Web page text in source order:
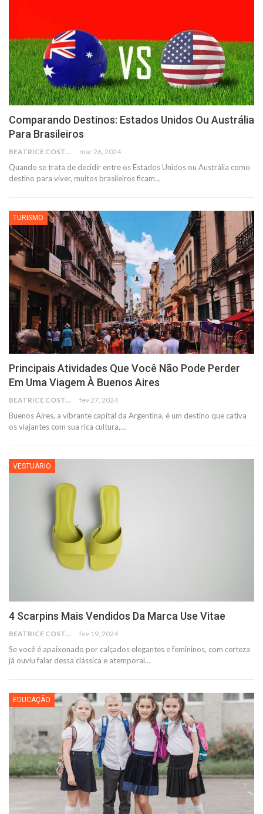
Comparando Destinos: Estados Unidos Ou Austrália
Para Brasileiros
BEATRICE COSTA mar 26, 2024
Quando se trata de decidir entre os Estados Unidos ou Austrália como
destino para viver, muitos brasileiros ficam…
TURISMO
Principais Atividades Que Você Não Pode Perder
Em Uma Viagem À Buenos Aires
BEATRICE COSTA fev 27, 2024
Buenos Aires, a vibrante capital da Argentina, é um destino que cativa
os viajantes com sua rica cultura,…
VESTUÁRIO
4 Scarpins Mais Vendidos Da Marca Use Vitae
BEATRICE COSTA fev 19, 2024
Se você é apaixonado por calçados elegantes e femininos, com certeza
já ouviu falar dessa clássica e atemporal…
EDUCAÇÃO